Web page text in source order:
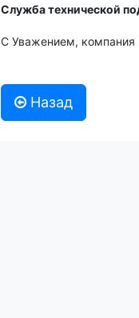
Служба технической
С Уважением, компания
Назад